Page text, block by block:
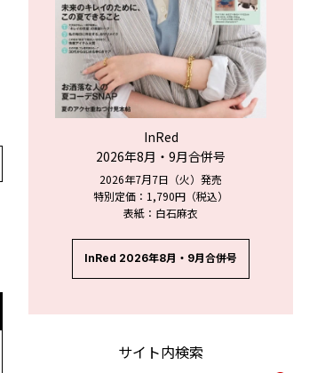
InRed
2026年8月・9月合併号
2026年7月7日（火）発売
特別定価：1,790円（税込）
表紙：白石麻衣
InRed 2026年8月・9月合併号
サイト内検索